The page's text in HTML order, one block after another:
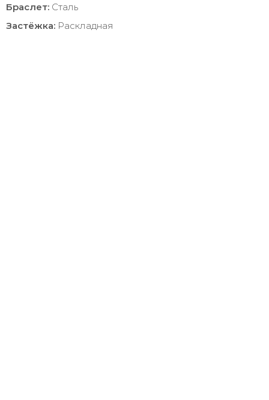
Браслет: Сталь
Застёжка: Раскладная